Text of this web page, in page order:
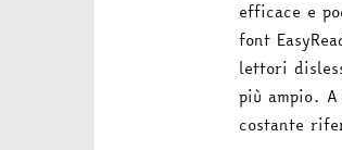
efficace e
font
lettori
più ampio.
costante